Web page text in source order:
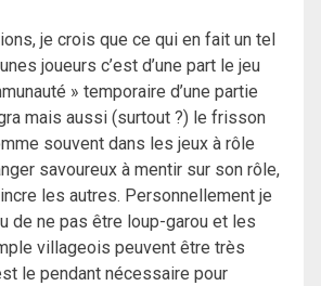
je crois que ce qui en fait un tel
joueurs c’est d’une part le jeu
» temporaire d’une partie
mais aussi (surtout ?) le frisson
souvent dans les jeux à rôle
savoureux à mentir sur son rôle,
les autres. Personnellement je
de ne pas être loup-garou et les
villageois peuvent être très
le pendant nécessaire pour